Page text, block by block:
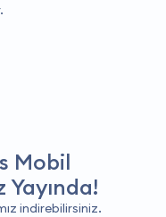
Mobil
Yayında!
indirebilirsiniz.